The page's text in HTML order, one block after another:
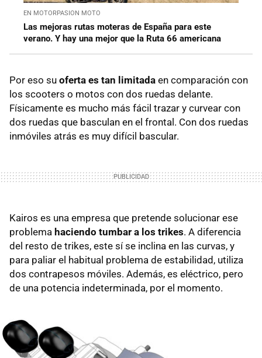
EN MOTORPASION MOTO
Las mejoras rutas moteras de España para este
verano. Y hay una mejor que la Ruta 66 americana
Por eso su oferta es tan limitada en comparación con
los scooters o motos con dos ruedas delante.
Físicamente es mucho más fácil trazar y curvear con
dos ruedas que basculan en el frontal. Con dos ruedas
inmóviles atrás es muy difícil bascular.
Kairos es una empresa que pretende solucionar ese
problema haciendo tumbar a los trikes. A diferencia
del resto de trikes, este sí se inclina en las curvas, y
para paliar el habitual problema de estabilidad, utiliza
dos contrapesos móviles. Además, es eléctrico, pero
de una potencia indeterminada, por el momento.